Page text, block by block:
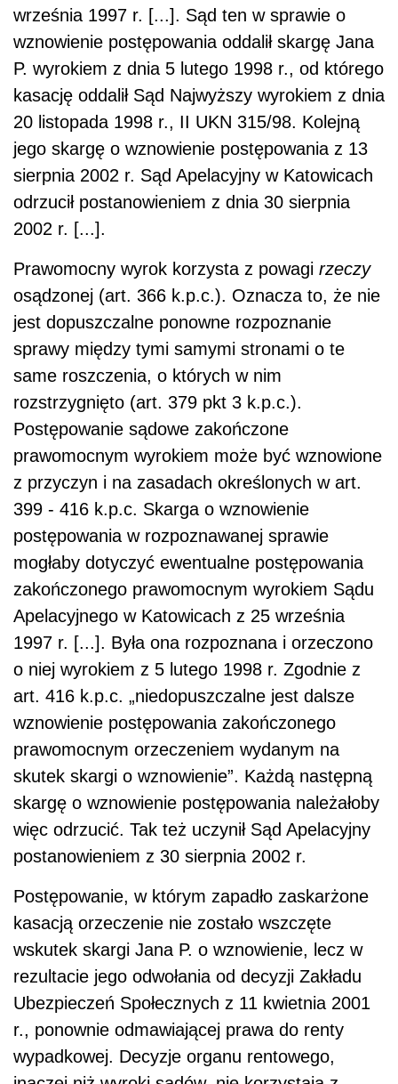
września 1997 r. [...]. Sąd ten w sprawie o
wznowienie postępowania oddalił skargę Jana
P. wyrokiem z dnia 5 lutego 1998 r., od którego
kasację oddalił Sąd Najwyższy wyrokiem z dnia
20 listopada 1998 r., II UKN 315/98. Kolejną
jego skargę o wznowienie postępowania z 13
sierpnia 2002 r. Sąd Apelacyjny w Katowicach
odrzucił postanowieniem z dnia 30 sierpnia
2002 r. [...].
Prawomocny wyrok korzysta z powagi rzeczy
osądzonej (art. 366 k.p.c.). Oznacza to, że nie
jest dopuszczalne ponowne rozpoznanie
sprawy między tymi samymi stronami o te
same roszczenia, o których w nim
rozstrzygnięto (art. 379 pkt 3 k.p.c.).
Postępowanie sądowe zakończone
prawomocnym wyrokiem może być wznowione
z przyczyn i na zasadach określonych w art.
399 - 416 k.p.c. Skarga o wznowienie
postępowania w rozpoznawanej sprawie
mogłaby dotyczyć ewentualne postępowania
zakończonego prawomocnym wyrokiem Sądu
Apelacyjnego w Katowicach z 25 września
1997 r. [...]. Była ona rozpoznana i orzeczono
o niej wyrokiem z 5 lutego 1998 r. Zgodnie z
art. 416 k.p.c. „niedopuszczalne jest dalsze
wznowienie postępowania zakończonego
prawomocnym orzeczeniem wydanym na
skutek skargi o wznowienie”. Każdą następną
skargę o wznowienie postępowania należałoby
więc odrzucić. Tak też uczynił Sąd Apelacyjny
postanowieniem z 30 sierpnia 2002 r.
Postępowanie, w którym zapadło zaskarżone
kasacją orzeczenie nie zostało wszczęte
wskutek skargi Jana P. o wznowienie, lecz w
rezultacie jego odwołania od decyzji Zakładu
Ubezpieczeń Społecznych z 11 kwietnia 2001
r., ponownie odmawiającej prawa do renty
wypadkowej. Decyzje organu rentowego,